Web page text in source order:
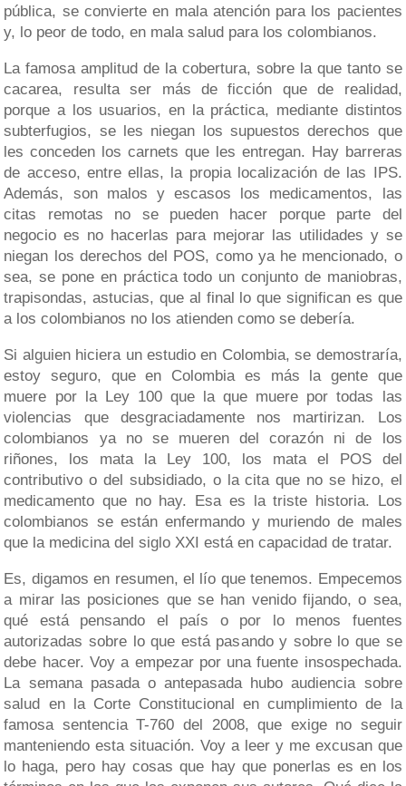
pública, se convierte en mala atención para los pacientes
y, lo peor de todo, en mala salud para los colombianos.
La famosa amplitud de la cobertura, sobre la que tanto se
cacarea, resulta ser más de ficción que de realidad,
porque a los usuarios, en la práctica, mediante distintos
subterfugios, se les niegan los supuestos derechos que
les conceden los carnets que les entregan. Hay barreras
de acceso, entre ellas, la propia localización de las IPS.
Además, son malos y escasos los medicamentos, las
citas remotas no se pueden hacer porque parte del
negocio es no hacerlas para mejorar las utilidades y se
niegan los derechos del POS, como ya he mencionado, o
sea, se pone en práctica todo un conjunto de maniobras,
trapisondas, astucias, que al final lo que significan es que
a los colombianos no los atienden como se debería.
Si alguien hiciera un estudio en Colombia, se demostraría,
estoy seguro, que en Colombia es más la gente que
muere por la Ley 100 que la que muere por todas las
violencias que desgraciadamente nos martirizan. Los
colombianos ya no se mueren del corazón ni de los
riñones, los mata la Ley 100, los mata el POS del
contributivo o del subsidiado, o la cita que no se hizo, el
medicamento que no hay. Esa es la triste historia. Los
colombianos se están enfermando y muriendo de males
que la medicina del siglo XXI está en capacidad de tratar.
Es, digamos en resumen, el lío que tenemos. Empecemos
a mirar las posiciones que se han venido fijando, o sea,
qué está pensando el país o por lo menos fuentes
autorizadas sobre lo que está pasando y sobre lo que se
debe hacer. Voy a empezar por una fuente insospechada.
La semana pasada o antepasada hubo audiencia sobre
salud en la Corte Constitucional en cumplimiento de la
famosa sentencia T-760 del 2008, que exige no seguir
manteniendo esta situación. Voy a leer y me excusan que
lo haga, pero hay cosas que hay que ponerlas es en los